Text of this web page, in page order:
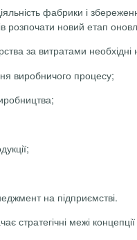
фабрики і
розпочати новий етап
за витратами
виробничого процесу;
на підприємстві.
стратегічні межі